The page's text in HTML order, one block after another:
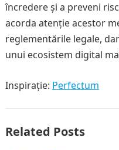
încredere și a preveni
acorda atenție acestor
reglementările legale,
unui ecosistem digital
Inspirație: Perfectum
Related Posts